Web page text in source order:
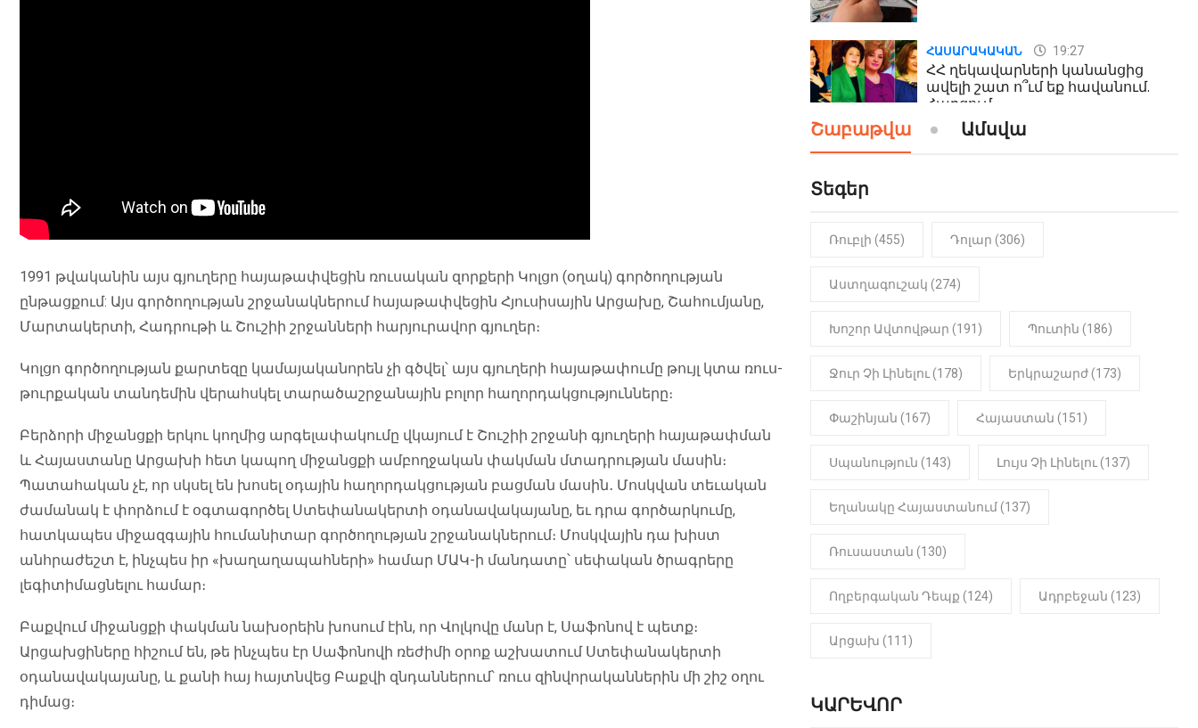
1991 թվականին այս գյուղերը հայաթափվեցին ռուսական զորքերի Կոլցո (օղակ) գործողության
ընթացքում: Այս գործողության շրջանակներում հայաթափվեցին Հյուսիսային Արցախը, Շահումյանը,
Մարտակերտի, Հադրութի և Շուշիի շրջանների հարյուրավոր գյուղեր։
Կոլցո գործողության քարտեզը կամայականորեն չի գծվել՝ այս գյուղերի հայաթափումը թույլ կտա ռուս-
թուրքական տանդեմին վերահսկել տարածաշրջանային բոլոր հաղորդակցությունները։
Բերձորի միջանցքի երկու կողմից արգելափակումը վկայում է Շուշիի շրջանի գյուղերի հայաթափման
և Հայաստանը Արցախի հետ կապող միջանցքի ամբողջական փակման մտադրության մասին։
Պատահական չէ, որ սկսել են խոսել օդային հաղորդակցության բացման մասին․ Մոսկվան տեւական
ժամանակ է փորձում է օգտագործել Ստեփանակերտի օդանավակայանը, եւ դրա գործարկումը,
հատկապես միջազգային հումանիտար գործողության շրջանակներում։ Մոսկվային դա խիստ
անհրաժեշտ է, ինչպես իր «խաղաղապահների» համար ՄԱԿ-ի մանդատը՝ սեփական ծրագրերը
լեգիտիմացնելու համար։
Բաքվում միջանցքի փակման նախօրեին խոսում էին, որ Վոլկովը մանր է, Սաֆոնով է պետք։
Արցախցիները հիշում են, թե ինչպես էր Սաֆոնովի ռեժիմի օրոք աշխատում Ստեփանակերտի
օդանավակայանը, և քանի հայ հայտնվեց Բաքվի զնդաններում՝ ռուս զինվորականներին մի շիշ օղու
դիմաց։
ՀԱՍԱՐԱԿԱԿԱՆ 19:27
ՀՀ ղեկավարների կանանցից
ավելի շատ ո՞ւմ եք հավանում.
Հարցում
ԼՈՒՐԵՐ 19:15
կսահմանվի․ Հայտնի է՝ ովքեր են
Ինչու է Վիվիեն Բաստաջյանը
նկարահանումների ընթացքում
մանրամասներ (Տեսանյութ)
Շաբաթվա Ամսվա
Տեգեր
Ռուբլի (455) Դոլար (306)
Աստղագուշակ (274)
Խոշոր Ավտովթար (191) Պուտին (186)
Ջուր Չի Լինելու (178) Երկրաշարժ (173)
Փաշինյան (167) Հայաստան (151)
Սպանություն (143) Լույս Չի Լինելու (137)
Եղանակը Հայաստանում (137)
Ռուսաստան (130)
Ողբերգական Դեպք (124) Ադրբեջան (123)
Արցախ (111)
ԿԱՐԵՎՈՐ